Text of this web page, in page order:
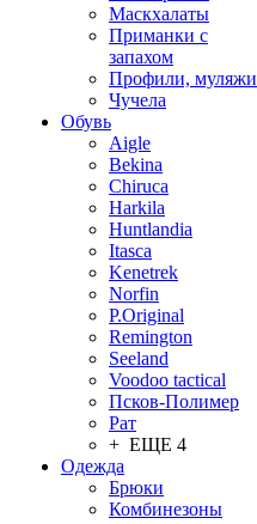
Маскхалаты
Приманки с
запахом
Профили, муляжи
Чучела
Обувь
Aigle
Bekina
Chiruсa
Harkila
Huntlandia
Itasca
Kenetrek
Norfin
P.Original
Remington
Seeland
Voodoo tactical
Псков-Полимер
Рат
+ ЕЩЕ 4
Одежда
Брюки
Комбинезоны